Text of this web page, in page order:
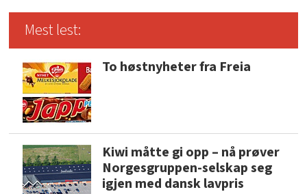
Mest lest:
To høstnyheter fra Freia
Kiwi måtte gi opp – nå prøver
Norgesgruppen-selskap seg
igjen med dansk lavpris